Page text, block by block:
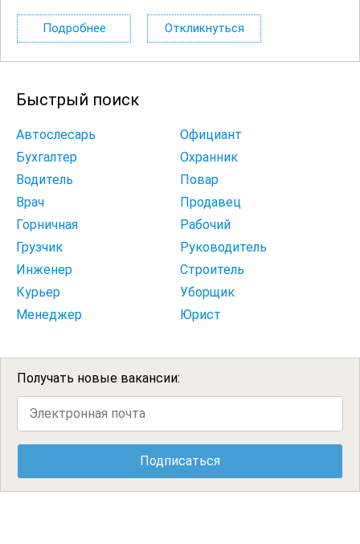
будете делать: Консультировать клиентов по
депозитным продуктам на входящих звонках...
Подробнее Откликнуться
Быстрый поиск
Автослесарь
Официант
Бухгалтер
Охранник
Водитель
Повар
Врач
Продавец
Горничная
Рабочий
Грузчик
Руководитель
Инженер
Строитель
Курьер
Уборщик
Менеджер
Юрист
Получать новые вакансии: